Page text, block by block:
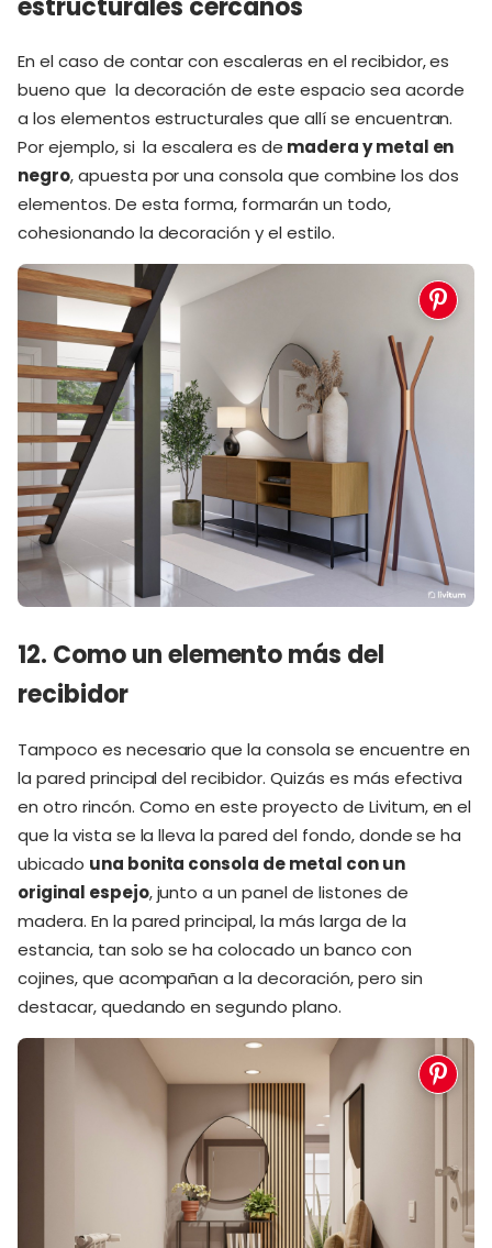
estructurales cercanos
En el caso de contar con escaleras en el recibidor, es
bueno que la decoración de este espacio sea acorde
a los elementos estructurales que allí se encuentran.
Por ejemplo, si la escalera es de madera y metal en
negro, apuesta por una consola que combine los dos
elementos. De esta forma, formarán un todo,
cohesionando la decoración y el estilo.
12. Como un elemento más del
recibidor
Tampoco es necesario que la consola se encuentre en
la pared principal del recibidor. Quizás es más efectiva
en otro rincón. Como en este proyecto de Livitum, en el
que la vista se la lleva la pared del fondo, donde se ha
ubicado una bonita consola de metal con un
original espejo, junto a un panel de listones de
madera. En la pared principal, la más larga de la
estancia, tan solo se ha colocado un banco con
cojines, que acompañan a la decoración, pero sin
destacar, quedando en segundo plano.